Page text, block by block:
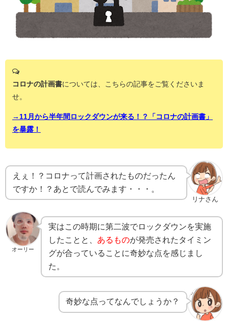
コロナの計画書については、こちらの記事をご覧くださいま
せ。
→11月から半年間ロックダウンが来る！？「コロナの計画書」
を暴露！
リナさん
えぇ！？コロナって計画されたものだったん
ですか！？あとで読んでみます・・・。
オーリー
実はこの時期に第二波でロックダウンを実施
したことと、 あるものが発売されたタイミン
グが合っていることに奇妙な点を感じまし
た。
奇妙な点ってなんでしょうか？